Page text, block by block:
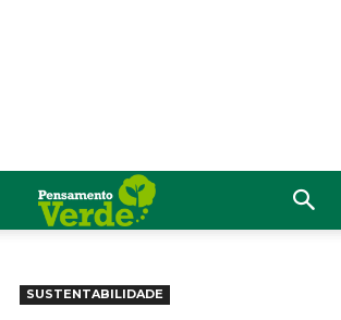
SUSTENTABILIDADE